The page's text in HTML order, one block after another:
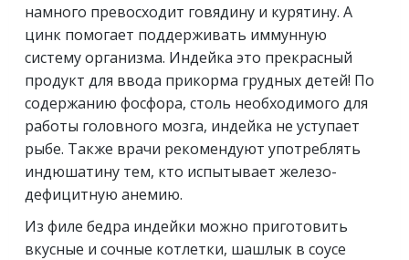
намного превосходит говядину и курятину. А
цинк помогает поддерживать иммунную
систему организма. Индейка это прекрасный
продукт для ввода прикорма грудных детей! По
содержанию фосфора, столь необходимого для
работы головного мозга, индейка не уступает
рыбе. Также врачи рекомендуют употреблять
индюшатину тем, кто испытывает железо-
дефицитную анемию.
Из филе бедра индейки можно приготовить
вкусные и сочные котлетки, шашлык в соусе